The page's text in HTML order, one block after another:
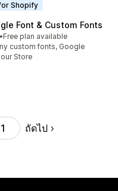
Shopify
Font & Custom Fonts
าว
วิว
•Free plan available
custom fonts, Google
Store
ถัดไป